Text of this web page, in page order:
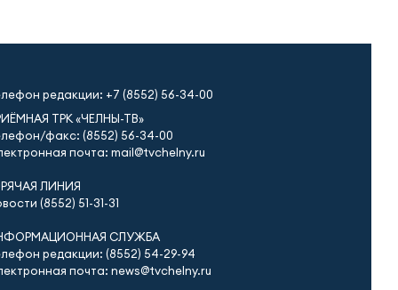
редакции: +7 (8552) 56-34-00
ТРК «ЧЕЛНЫ-ТВ»
факс: (8552) 56-34-00
почта: mail@tvchelny.ru
ЛИНИЯ
(8552) 51-31-31
СЛУЖБА
редакции: (8552) 54-29-94
почта: news@tvchelny.ru